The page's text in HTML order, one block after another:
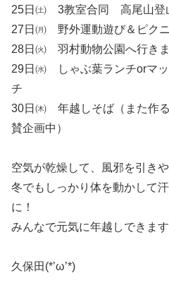
25日㈯ 3教室合同 高尾山登
27日㈪ 野外運動遊び＆ピク
28日㈫ 羽村動物公園へ行き
29日㈬ しゃぶ葉ランチorマ
チ
30日㈭ 年越しそば（また作
賛企画中）
空気が乾燥して、風邪を引き
冬でもしっかり体を動かして
に！
みんなで元気に年越しできま
久保田(*’ω’*)